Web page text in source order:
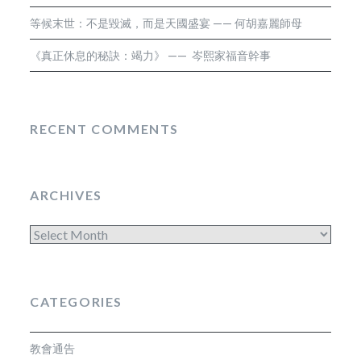
等候末世：不是毀滅，而是天國盛宴 —— 何胡嘉麗師母
《真正休息的秘訣：竭力》 —— 岑熙家福音幹事
RECENT COMMENTS
ARCHIVES
Archives
CATEGORIES
教會通告